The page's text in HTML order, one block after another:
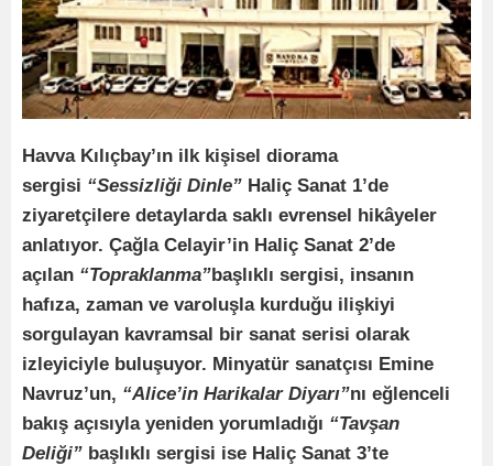
Havva Kılıçbay’ın ilk kişisel diorama
sergisi “Sessizliği Dinle” Haliç Sanat 1’de
ziyaretçilere detaylarda saklı evrensel hikâyeler
anlatıyor. Çağla Celayir’in Haliç Sanat 2’de
açılan “Topraklanma”başlıklı sergisi, insanın
hafıza, zaman ve varoluşla kurduğu ilişkiyi
sorgulayan kavramsal bir sanat serisi olarak
izleyiciyle buluşuyor. Minyatür sanatçısı Emine
Navruz’un, “Alice’in Harikalar Diyarı”nı eğlenceli
bakış açısıyla yeniden yorumladığı “Tavşan
Deliği” başlıklı sergisi ise Haliç Sanat 3’te